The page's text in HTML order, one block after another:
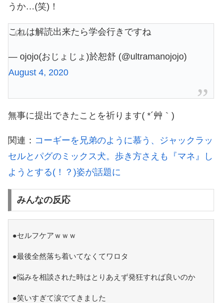
うか…(笑)！
これは解読出来たら学会行きですね
— ojojo(おじょじょ)於恕舒 (@ultramanojojo)
August 4, 2020
無事に提出できたことを祈ります( *´艸｀)
関連： コーギーを兄弟のように慕う、ジャックラッ
セルとパグのミックス犬。歩き方さえも『マネ』し
ようとする(！？)姿が話題に
みんなの反応
●セルフケアｗｗｗ
●最後全然落ち着いてなくてワロタ
●悩みを相談された時はとりあえず発狂すれば良いのか
●笑いすぎて涙でてきました